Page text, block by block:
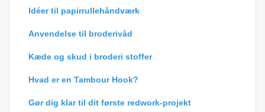
Idéer til papirrullehåndværk
Anvendelse til broderivåd
Kæde og skud i broderi stoffer
Hvad er en Tambour Hook?
Gør dig klar til dit første redwork-projekt